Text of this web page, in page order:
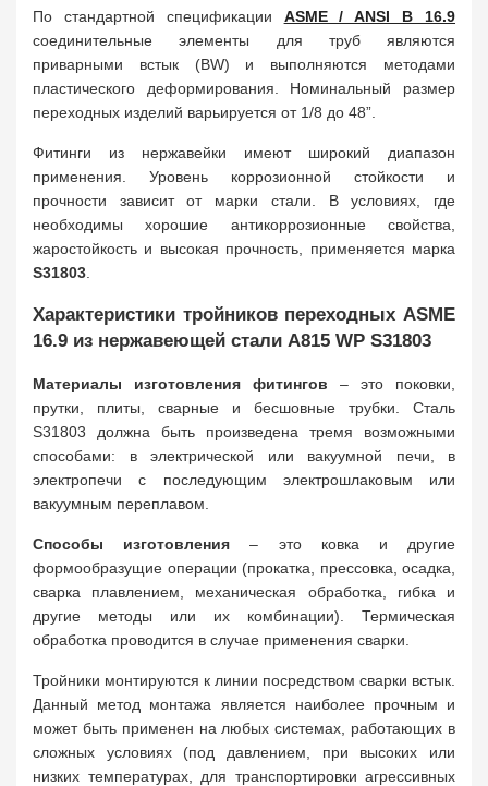
По стандартной спецификации ASME / ANSI B 16.9
соединительные элементы для труб являются
приварными встык (BW) и выполняются методами
пластического деформирования. Номинальный размер
переходных изделий варьируется от 1/8 до 48”.
Фитинги из нержавейки имеют широкий диапазон
применения. Уровень коррозионной стойкости и
прочности зависит от марки стали. В условиях, где
необходимы хорошие антикоррозионные свойства,
жаростойкость и высокая прочность, применяется марка
S31803
Характеристики тройников переходных ASME
16.9 из нержавеющей стали A815 WP S31803
Материалы изготовления фитингов – это поковки,
прутки, плиты, сварные и бесшовные трубки. Сталь
S31803 должна быть произведена тремя возможными
способами: в электрической или вакуумной печи, в
электропечи с последующим электрошлаковым или
вакуумным переплавом.
Способы изготовления – это ковка и другие
формообразущие операции (прокатка, прессовка, осадка,
сварка плавлением, механическая обработка, гибка и
другие методы или их комбинации). Термическая
обработка проводится в случае применения сварки.
Тройники монтируются к линии посредством сварки встык.
Данный метод монтажа является наиболее прочным и
может быть применен на любых системах, работающих в
сложных условиях (под давлением, при высоких или
низких температурах, для транспортировки агрессивных